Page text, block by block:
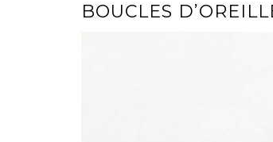
BOUCLES